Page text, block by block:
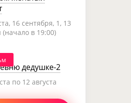
16 сентября, 1, 13
(начало в 19:00)
дедушке-2
по 12 августа